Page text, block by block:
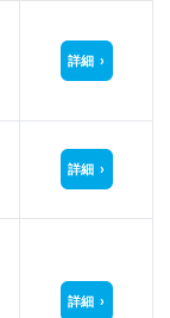
詳細
詳細
詳細